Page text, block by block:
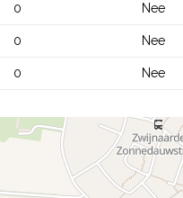
0 Nee
0 Nee
0 Nee